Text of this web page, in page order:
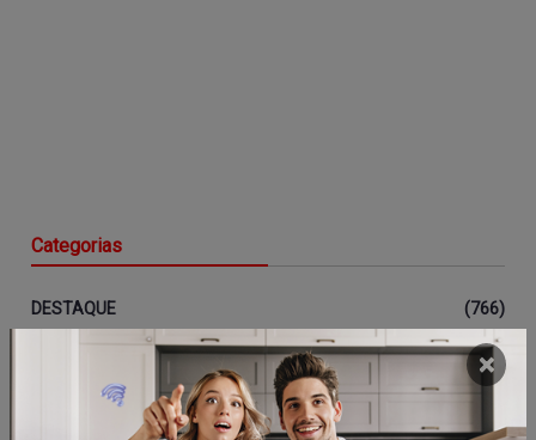
Categorias
DESTAQUE
(766)
(142)
(313)
×